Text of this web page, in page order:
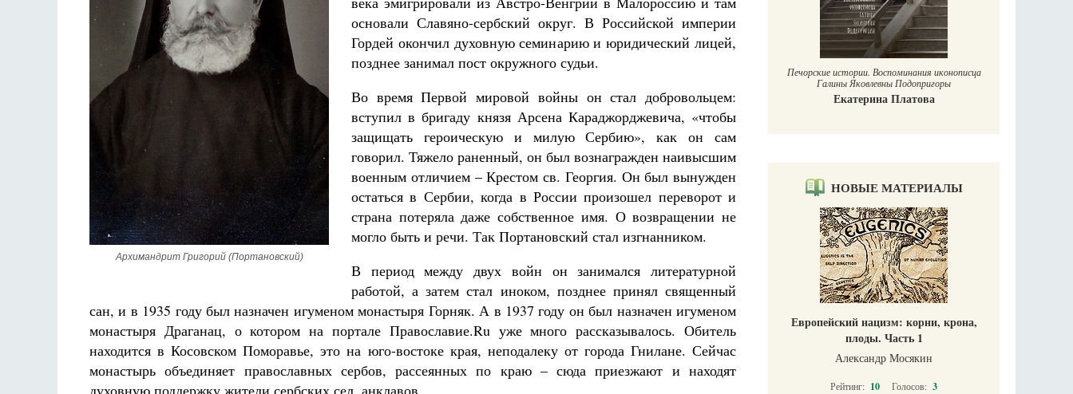
Архимандрит Григорий (Портановский)
основали Славяно-сербский округ. В Российской империи
Гордей окончил духовную семинарию и юридический лицей,
позднее занимал пост окружного судьи.
Во время Первой мировой войны он стал добровольцем:
вступил в бригаду князя Арсена Караджорджевича, «чтобы
защищать героическую и милую Сербию», как он сам
говорил. Тяжело раненный, он был вознагражден наивысшим
военным отличием – Крестом св. Георгия. Он был вынужден
остаться в Сербии, когда в России произошел переворот и
страна потеряла даже собственное имя. О возвращении не
могло быть и речи. Так Портановский стал изгнанником.
В период между двух войн он занимался литературной
работой, а затем стал иноком, позднее принял священный
сан, и в 1935 году был назначен игуменом монастыря Горняк. А в 1937 году он был назначен игуменом
монастыря Драганац, о котором на портале Православие.Ru уже много рассказывалось. Обитель
находится в Косовском Поморавье, это на юго-востоке края, неподалеку от города Гнилане. Сейчас
монастырь объединяет православных сербов, рассеянных по краю – сюда приезжают и находят
духовную поддержку жители сербских сел, анклавов.
Великомученик Георгий Победоносец. Научись у
святого
Роман Котов
Святитель Николай Сербский
Православный мальчик
Екатерина Баканова
Печорские истории. Воспоминания иконописца
Галины Яковлевны Подопригоры
Екатерина Платова
НОВЫЕ МАТЕРИАЛЫ
Европейский нацизм: корни, крона,
плоды. Часть 1
Александр Мосякин
Рейтинг: 10 Голосов: 3